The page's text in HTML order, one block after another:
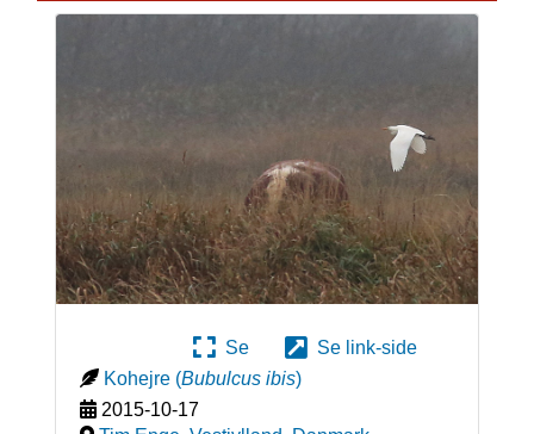
Se
Se link-side
Kohejre (Bubulcus ibis)
2015-10-17